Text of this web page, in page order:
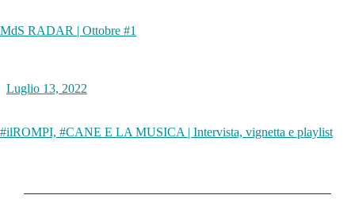
MdS RADAR | Ottobre #1
Luglio 13, 2022
#ilROMPI, #CANE E LA MUSICA | Intervista, vignetta e playlist